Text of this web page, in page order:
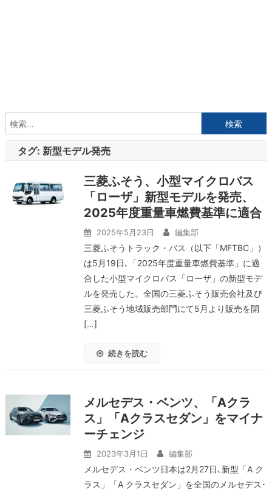
索:
タグ: 新型モデル発売
三菱ふそう、小型マイクロバス
「ローザ」新型モデルを発売、
2025年度重量車燃費基準に適合
2025年5月23日 編集部
三菱ふそうトラック・バス（以下「MFTBC」）
は5月19日､「2025年度重量車燃費基準」に適
合した小型マイクロバス「ローザ」の新型モデ
ルを発売した。全国の三菱ふそう販売会社及び
三菱ふそう地域販売部門にて5月より販売を開
[…]
続きを読む
メルセデス・ベンツ、「Aクラ
ス」「Aクラスセダン」をマイナ
ーチェンジ
2023年3月1日 編集部
メルセデス・ベンツ日本は2月27日､新型「A ク
ラス」「A クラスセダン」を全国のメルセデス･